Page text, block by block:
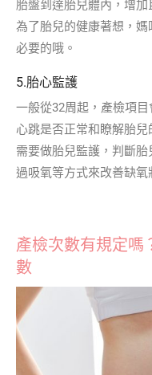
胎盤到達胎兒體內，增
為了胎兒的健康著想，
必要的哦。
5.胎心監護
一般從32周起，產檢項
心跳是否正常和瞭解胎
需要做胎兒監護，判斷
過吸氧等方式來改善缺氧
產檢次數有規定嗎
數